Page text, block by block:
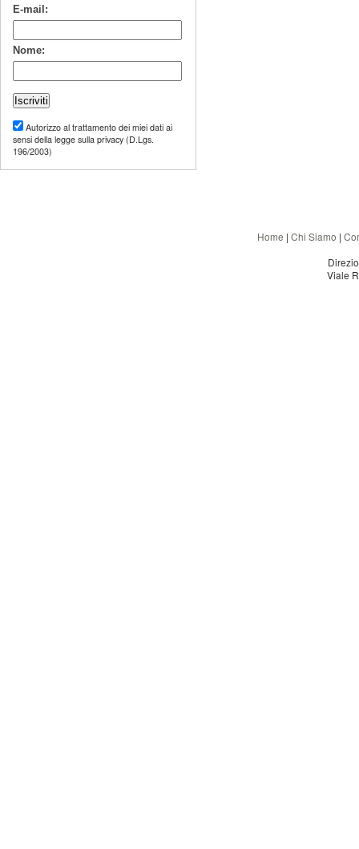
E-mail:
Nome:
Autorizzo al trattamento dei miei dati ai
sensi della legge sulla privacy (D.Lgs.
196/2003)
Home | Chi Siamo |
Viale